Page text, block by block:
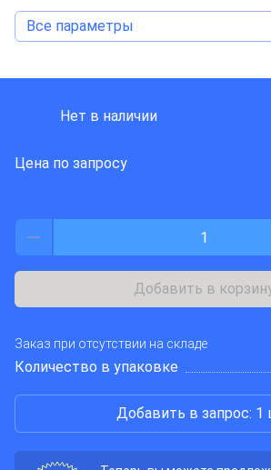
Все параметры
Нет в наличии
Цена по запросу
Добавить в
Заказ при отсутствии на складе
Количество в упаковке
Добавить в запрос: 1